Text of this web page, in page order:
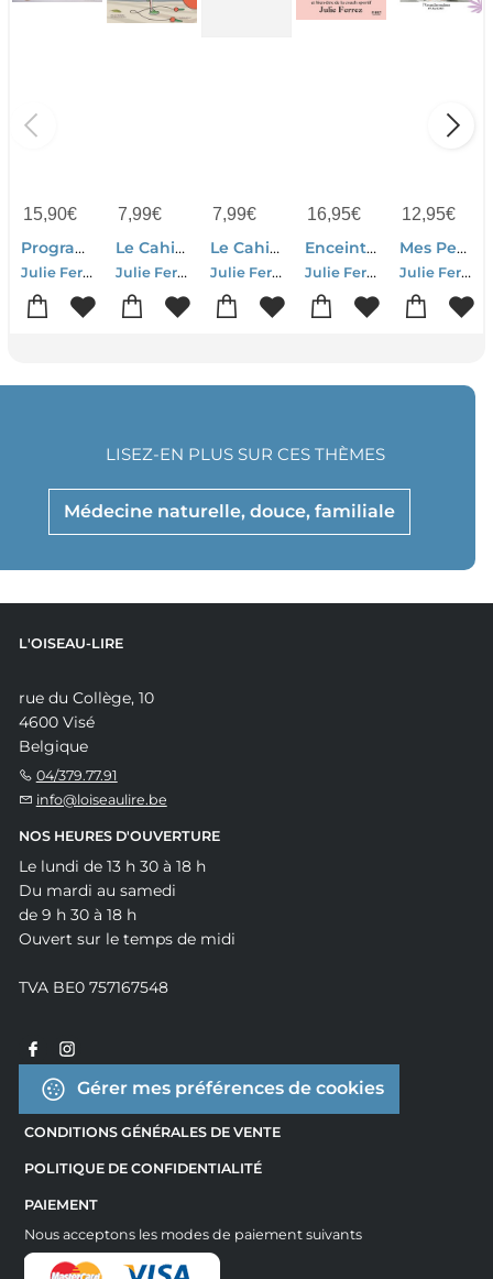
15,90€
Programme Rehab' !
Julie Ferrez-Williams Bonbon
7,99€
Le Cahier Gym Des Parresseuses
Julie Ferrez
7,99€
Le Cahier 100 % Forme Des Paresseuses
Julie Ferrez
16,95€
Enceinte, Active, Epanouie
Julie Ferrez
12,95€
Mes Petites Routines : Yoga Anti-stress Et Vitalite
Julie Ferrez
Médecine naturelle, douce, familiale
LISEZ-EN PLUS SUR CES THÈMES
L'OISEAU-LIRE
rue du Collège, 10
4600 Visé
Belgique
04/379.77.91
info@loiseaulire.be
NOS HEURES D'OUVERTURE
Le lundi de 13 h 30 à 18 h
Du mardi au samedi
de 9 h 30 à 18 h
Ouvert sur le temps de midi
TVA BE0 757167548
Gérer mes préférences de cookies
CONDITIONS GÉNÉRALES DE VENTE
POLITIQUE DE CONFIDENTIALITÉ
PAIEMENT
Nous acceptons les modes de paiement suivants